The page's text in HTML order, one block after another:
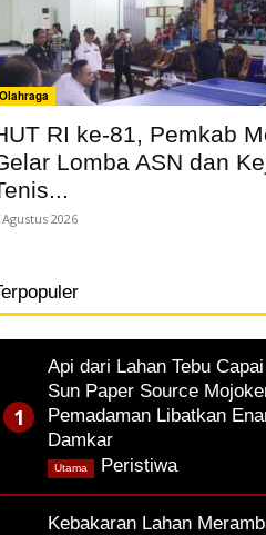
Olahraga
RI ke-81, Pemkab
Lomba ASN dan
Agustus 2026
Api dari Lahan Tebu
Sun Paper Source
Pemadaman Libatkan
Damkar
Peristiwa,
Utama
Kebakaran Lahan